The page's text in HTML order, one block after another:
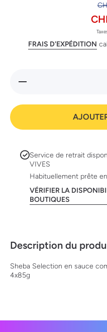
FRAIS D'EXPÉDITION
Réduire la
Service de retrait
VIVES
Habituellement prête
VÉRIFIER LA
BOUTIQUES
Description du
Sheba Selection en sauce
4x85g